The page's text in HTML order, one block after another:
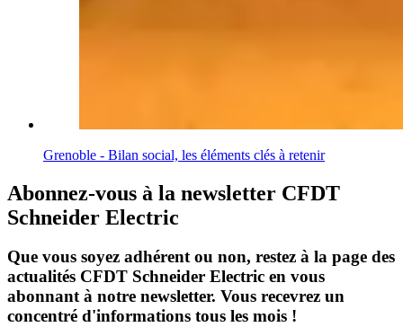
Grenoble - Bilan social, les éléments clés à retenir
Abonnez-vous à la newsletter CFDT
Schneider Electric
Que vous soyez adhérent ou non, restez à la page des
actualités CFDT Schneider Electric en vous
abonnant à notre newsletter. Vous recevrez un
concentré d'informations tous les mois !